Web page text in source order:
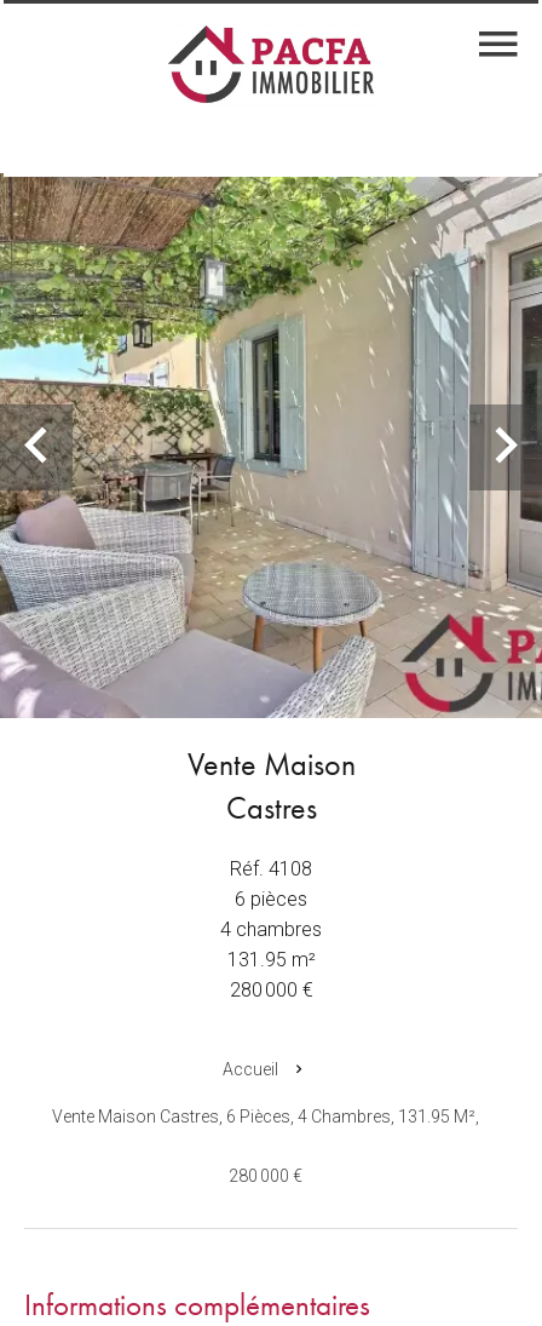
Vente Maison
Castres
Réf. 4108
6 pièces
4 chambres
131.95 m²
280 000 €
Accueil
Vente Maison Castres, 6 Pièces, 4 Chambres, 131.95 M²,
280 000 €
Informations complémentaires